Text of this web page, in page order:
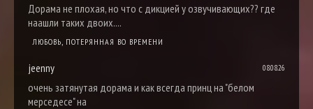
Дорама не плохая, но что с дикцией у озвучивающих?? где
наашли таких двоих....
ЛЮБОВЬ, ПОТЕРЯННАЯ ВО ВРЕМЕНИ
jeenny 08.08.26
очень затянутая дорама и как всегда принц на "белом
мерседесе" на